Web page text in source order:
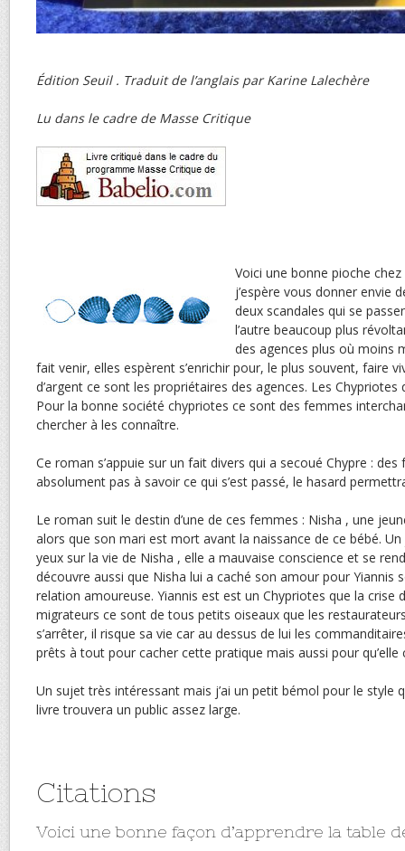
Édition Seuil . Traduit de l’anglais par Karine Lalechère
Lu dans le cadre de Masse Critique
Voici une bonne pioche
j’espère vous donner envie
deux scandales qui se
l’autre beaucoup plus
des agences plus où moins
fait venir, elles espèrent s’enrichir pour, le plus souvent, faire
d’argent ce sont les propriétaires des agences. Les
Pour la bonne société chypriotes ce sont des femmes
chercher à les connaître.
Ce roman s’appuie sur un fait divers qui a secoué Chypre :
absolument pas à savoir ce qui s’est passé, le hasard
Le roman suit le destin d’une de ces femmes : Nisha , une
alors que son mari est mort avant la naissance de ce bébé.
yeux sur la vie de Nisha , elle a mauvaise conscience et se
découvre aussi que Nisha lui a caché son amour pour
relation amoureuse. Yiannis est est un Chypriotes que la
migrateurs ce sont de tous petits oiseaux que les
s’arrêter, il risque sa vie car au dessus de lui les
prêts à tout pour cacher cette pratique mais aussi pour qu’elle
Un sujet très intéressant mais j’ai un petit bémol pour le style
livre trouvera un public assez large.
Citations
Voici une bonne façon d’apprendre la table